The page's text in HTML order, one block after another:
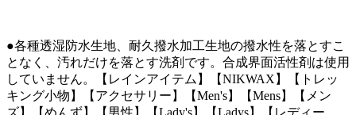
●各種透湿防水生地、耐久撥水加工生地の撥水性を落とすこ
となく、汚れだけを落とす洗剤です。合成界面活性剤は使用
していません。【レインアイテム】【NIKWAX】【トレッ
キング小物】【アクセサリー】【Men's】【Mens】【メン
ズ】【めんず】【男性】【Lady's】【Ladys】【レディー